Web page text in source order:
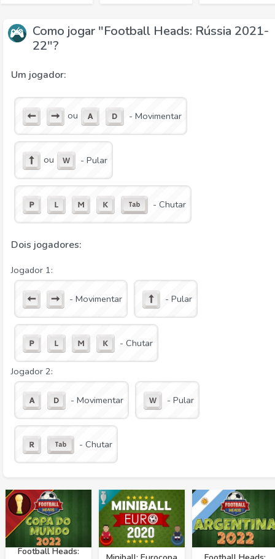
Como jogar "Football Heads: Rússia 2021-
22"?
Um jogador:
ou - Movimentar
ou - Pular
- Chutar
Dois jogadores:
Jogador 1:
- Movimentar - Pular
- Chutar
Jogador 2:
- Movimentar - Pular
- Chutar
Football Heads: